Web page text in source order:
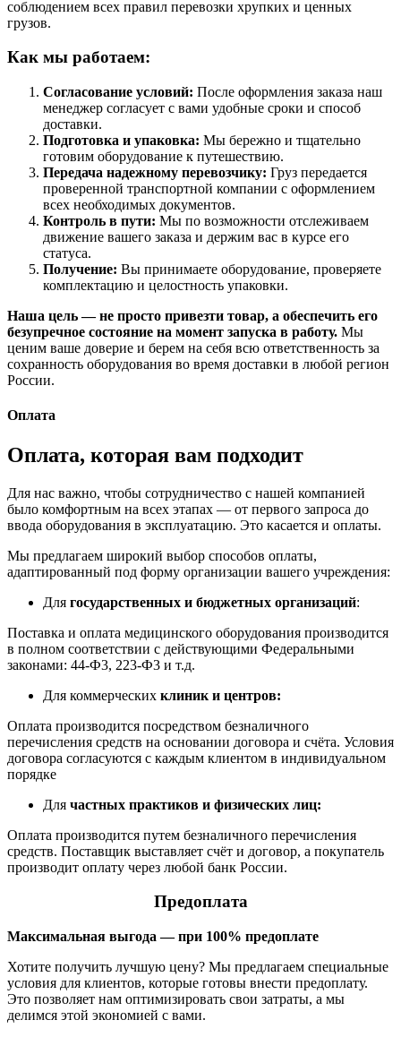
соблюдением всех правил перевозки хрупких и ценных
грузов.
Как мы работаем:
Согласование условий: После оформления заказа наш
менеджер согласует с вами удобные сроки и способ
доставки.
Подготовка и упаковка: Мы бережно и тщательно
готовим оборудование к путешествию.
Передача надежному перевозчику: Груз передается
проверенной транспортной компании с оформлением
всех необходимых документов.
Контроль в пути: Мы по возможности отслеживаем
движение вашего заказа и держим вас в курсе его
статуса.
Получение: Вы принимаете оборудование, проверяете
комплектацию и целостность упаковки.
Наша цель — не просто привезти товар, а обеспечить его
безупречное состояние на момент запуска в работу. Мы
ценим ваше доверие и берем на себя всю ответственность за
сохранность оборудования во время доставки в любой регион
России.
Оплата
Оплата, которая вам подходит
Для нас важно, чтобы сотрудничество с нашей компанией
было комфортным на всех этапах — от первого запроса до
ввода оборудования в эксплуатацию. Это касается и оплаты.
Мы предлагаем широкий выбор способов оплаты,
адаптированный под форму организации вашего учреждения:
Для государственных и бюджетных организаций:
Поставка и оплата медицинского оборудования производится
в полном соответствии с действующими Федеральными
законами: 44-Ф3, 223-Ф3 и т.д.
Для коммерческих клиник и центров:
Оплата производится посредством безналичного
перечисления средств на основании договора и счёта. Условия
договора согласуются с каждым клиентом в индивидуальном
порядке
Для частных практиков и физических лиц:
Оплата производится путем безналичного перечисления
средств. Поставщик выставляет счёт и договор, а покупатель
производит оплату через любой банк России.
Предоплата
Максимальная выгода — при 100% предоплате
Хотите получить лучшую цену? Мы предлагаем специальные
условия для клиентов, которые готовы внести предоплату.
Это позволяет нам оптимизировать свои затраты, а мы
делимся этой экономией с вами.